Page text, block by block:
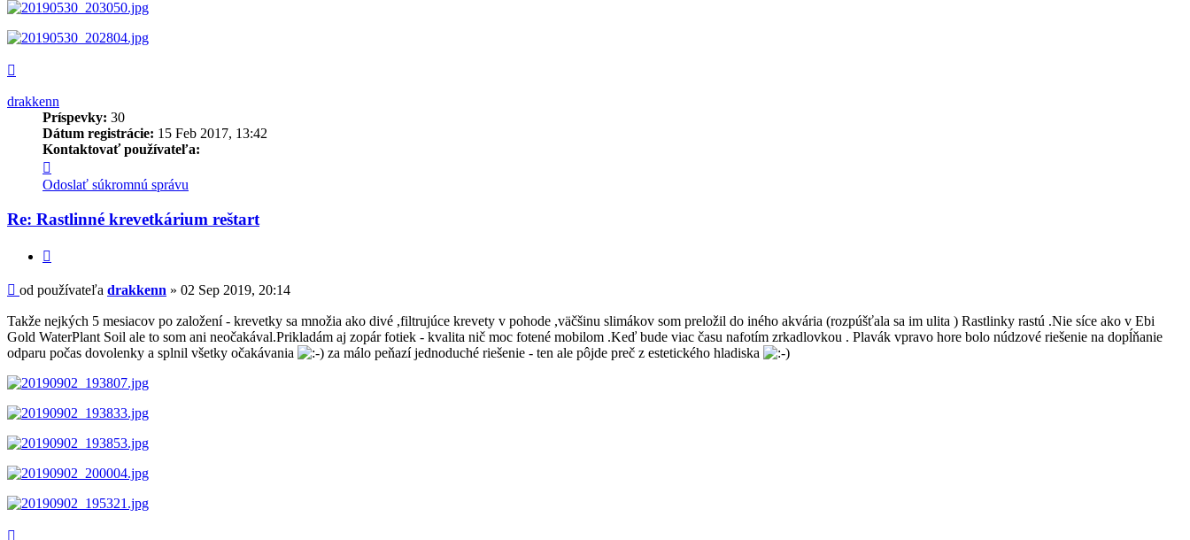
drakkenn
Príspevky: 30
Dátum registrácie: 15 Feb 2017, 13:42
Kontaktovať používateľa:
informácie
používateľa
drakkenn
Odoslať súkromnú správu
Re: Rastlinné krevetkárium reštart
Príspevok
od používateľa drakkenn » 02 Sep 2019, 20:14
Takže nejkých 5 mesiacov po založení - krevetky sa množia ako divé ,filtrujúce krevety v pohode ,väčšinu slimákov som preložil do iného akvária (rozpúšťala sa im ulita ) Rastlinky rastú .Nie síce ako v Ebi
Gold WaterPlant Soil ale to som ani neočakával.Prikladám aj zopár fotiek - kvalita nič moc fotené mobilom .Keď bude viac času nafotím zrkadlovkou . Plavák vpravo hore bolo núdzové riešenie na dopĺňanie
odparu počas dovolenky a splnil všetky očakávania
za málo peňazí jednoduché riešenie - ten ale pôjde preč z estetického hladiska